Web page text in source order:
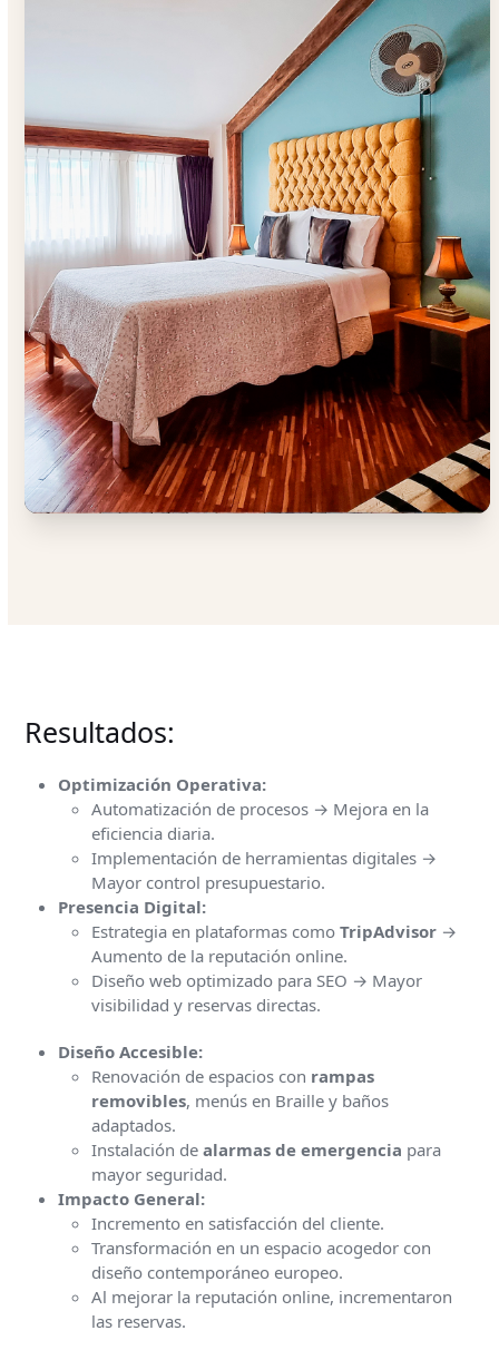
Resultados:
Optimización Operativa:
Automatización de procesos → Mejora en la
eficiencia diaria.
Implementación de herramientas digitales →
Mayor control presupuestario.
Presencia Digital:
Estrategia en plataformas comoTripAdvisor →
Aumento de la reputación online.
Diseño web optimizado para SEO → Mayor
visibilidad y reservas directas.
Diseño Accesible:
Renovación de espacios con rampas
removibles, menús en Braille y baños
adaptados.
Instalación dealarmas de emergencia para
mayor seguridad.
Impacto General:
Incremento en satisfacción del cliente.
Transformación en un espacio acogedor con
diseño contemporáneo europeo.
Al mejorar la reputación online, incrementaron
las reservas.